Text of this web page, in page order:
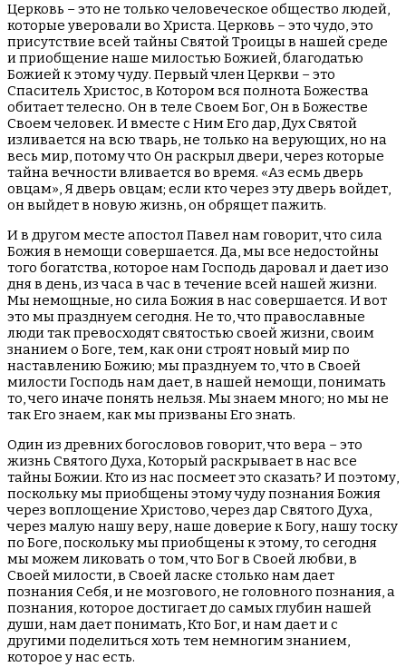
Церковь – это не только человеческое общество людей,
которые уверовали во Христа. Церковь – это чудо, это
присутствие всей тайны Святой Троицы в нашей среде
и приобщение наше милостью Божией, благодатью
Божией к этому чуду. Первый член Церкви – это
Спаситель Христос, в Котором вся полнота Божества
обитает телесно. Он в теле Своем Бог, Он в Божестве
Своем человек. И вместе с Ним Его дар, Дух Святой
изливается на всю тварь, не только на верующих, но на
весь мир, потому что Он раскрыл двери, через которые
тайна вечности вливается во время. «Аз есмь дверь
овцам», Я дверь овцам; если кто через эту дверь войдет,
он выйдет в новую жизнь, он обрящет пажить.
И в другом месте апостол Павел нам говорит, что сила
Божия в немощи совершается. Да, мы все недостойны
того богатства, которое нам Господь даровал и дает изо
дня в день, из часа в час в течение всей нашей жизни.
Мы немощные, но сила Божия в нас совершается. И вот
это мы празднуем сегодня. Не то, что православные
люди так превосходят святостью своей жизни, своим
знанием о Боге, тем, как они строят новый мир по
наставлению Божию; мы празднуем то, что в Своей
милости Господь нам дает, в нашей немощи, понимать
то, чего иначе понять нельзя. Мы знаем много; но мы не
так Его знаем, как мы призваны Его знать.
Один из древних богословов говорит, что вера – это
жизнь Святого Духа, Который раскрывает в нас все
тайны Божии. Кто из нас посмеет это сказать? И поэтому,
поскольку мы приобщены этому чуду познания Божия
через воплощение Христово, через дар Святого Духа,
через малую нашу веру, наше доверие к Богу, нашу тоску
по Боге, поскольку мы приобщены к этому, то сегодня
мы можем ликовать о том, что Бог в Своей любви, в
Своей милости, в Своей ласке столько нам дает
познания Себя, и не мозгового, не головного познания, а
познания, которое достигает до самых глубин нашей
души, нам дает понимать, Кто Бог, и нам дает и с
другими поделиться хоть тем немногим знанием,
которое у нас есть.